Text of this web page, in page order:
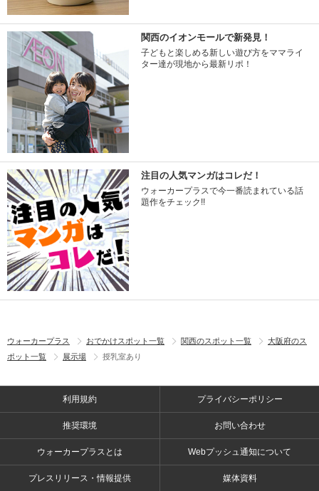
関西のイオンモールで新発見！
子どもと楽しめる新しい遊び方をママライ
ター達が現地から最新リポ！
注目の人気マンガはコレだ！
ウォーカープラスで今一番読まれている話
題作をチェック!!
ウォーカープラス おでかけスポット一覧 関西のスポット一覧
大阪府のス
ポット一覧
展示場 授乳室あり
利用規約 プライバシーポリシー
推奨環境 お問い合わせ
ウォーカープラスとは Webプッシュ通知について
プレスリリース・情報提供 媒体資料